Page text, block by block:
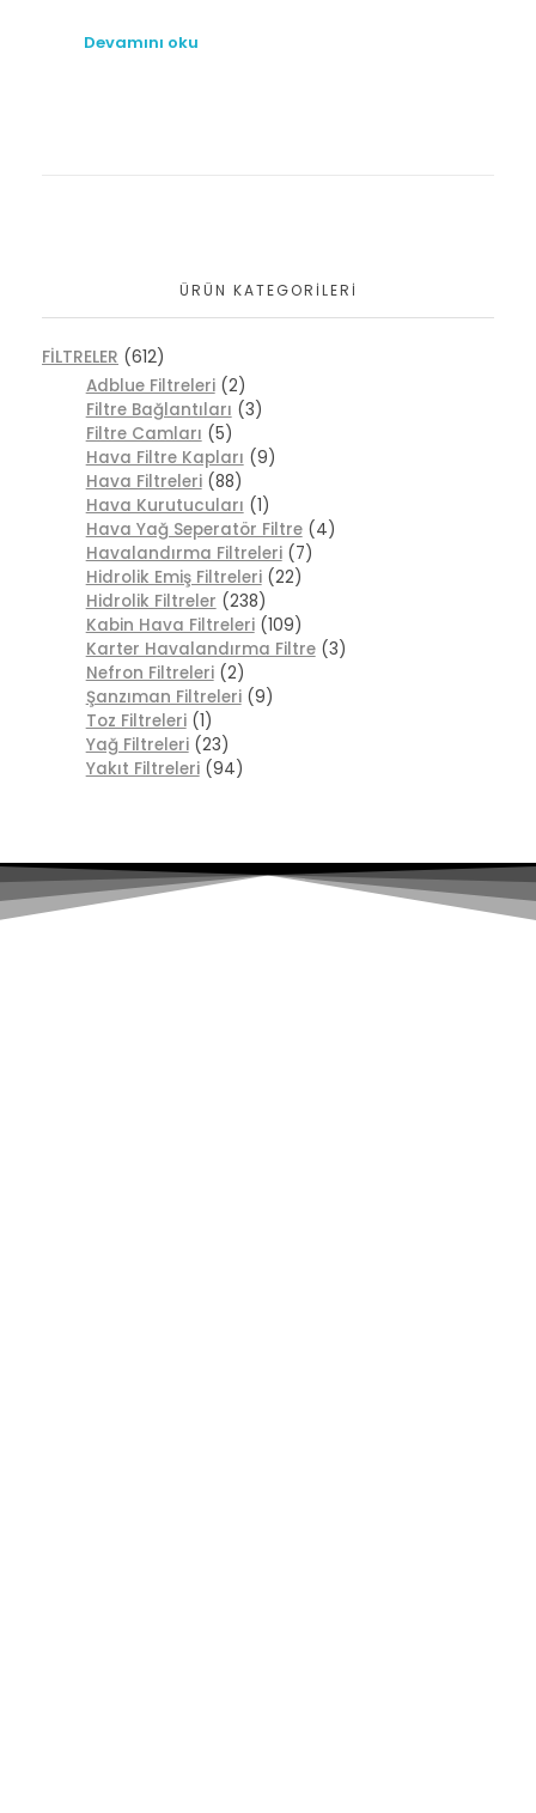
Devamını oku
ÜRÜN KATEGORILERI
FİLTRELER (612)
Adblue Filtreleri (2)
Filtre Bağlantıları (3)
Filtre Camları (5)
Hava Filtre Kapları (9)
Hava Filtreleri (88)
Hava Kurutucuları (1)
Hava Yağ Seperatör Filtre (4)
Havalandırma Filtreleri (7)
Hidrolik Emiş Filtreleri (22)
Hidrolik Filtreler (238)
Kabin Hava Filtreleri (109)
Karter Havalandırma Filtre (3)
Nefron Filtreleri (2)
Şanzıman Filtreleri (9)
Toz Filtreleri (1)
Yağ Filtreleri (23)
Yakıt Filtreleri (94)